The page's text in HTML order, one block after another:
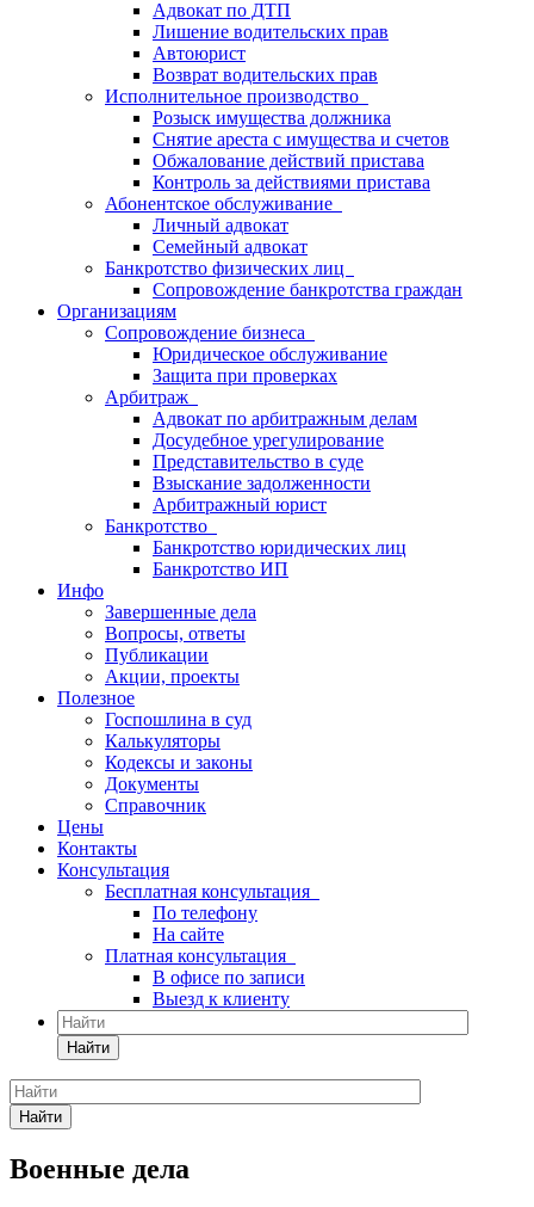
Адвокат по ДТП
Лишение водительских прав
Автоюрист
Возврат водительских прав
Исполнительное производство
Розыск имущества должника
Снятие ареста с имущества и счетов
Обжалование действий пристава
Контроль за действиями пристава
Абонентское обслуживание
Личный адвокат
Семейный адвокат
Банкротство физических лиц
Сопровождение банкротства граждан
Организациям
Сопровождение бизнеса
Юридическое обслуживание
Защита при проверках
Арбитраж
Адвокат по арбитражным делам
Досудебное урегулирование
Представительство в суде
Взыскание задолженности
Арбитражный юрист
Банкротство
Банкротство юридических лиц
Банкротство ИП
Инфо
Завершенные дела
Вопросы, ответы
Публикации
Акции, проекты
Полезное
Госпошлина в суд
Калькуляторы
Кодексы и законы
Документы
Справочник
Цены
Контакты
Консультация
Бесплатная консультация
По телефону
На сайте
Платная консультация
В офисе по записи
Выезд к клиенту
Найти
Найти
Военные дела